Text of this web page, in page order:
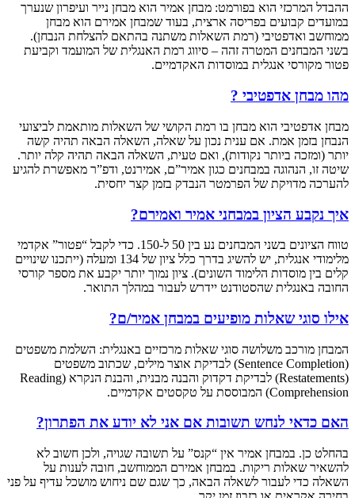
ההבדל המרכזי הוא בפורמט: מבחן אמיר הוא מבחן נייר ועיפרון שנערך
במועדים קבועים בפריסה ארצית, בעוד שמבחן אמירם הוא מבחן
ממוחשב ואדפטיבי (רמת השאלות משתנה בהתאם להצלחת הנבחן).
בשני המבחנים המטרה זהה – סיווג רמת האנגלית של המועמד וקביעת
פטור מקורסי אנגלית במוסדות האקדמיים.
מהו מבחן אדפטיבי ?
מבחן אדפטיבי הוא מבחן בו רמת הקושי של השאלות מותאמת לביצועי
הנבחן בזמן אמת. אם ענית נכון על שאלה, השאלה הבאה תהיה קשה
יותר (ומזכה ביותר נקודות), ואם טעית, השאלה הבאה תהיה קלה יותר.
שיטה זו, הנהוגה במבחנים כגון אמיר”ם, אמירנט, ודפ”ר מאפשרת להגיע
להערכה מדויקת של הפרמטר הנבדק בזמן קצר יחסית.
איך נקבע הציון במבחני אמיר ואמירם?
טווח הציונים בשני המבחנים נע בין 50 ל-150. כדי לקבל “פטור” אקדמי
מלימודי אנגלית, יש להשיג בדרך כלל ציון של 134 ומעלה (ייתכנו שינויים
קלים בין מוסדות הלימוד השונים). ציון נמוך יותר יקבע את מספר קורסי
החובה באנגלית שהסטודנט יידרש לעבור במהלך התואר.
אילו סוגי שאלות מופיעים במבחן אמיר/ם?
המבחן מורכב משלושה סוגי שאלות מרכזיים באנגלית: השלמת משפטים
(Sentence Completion) לבדיקת אוצר מילים, שכתוב משפטים
(Restatements) לבדיקת דקדוק והבנה מבנית, והבנת הנקרא (Reading
Comprehension) המבוססת על טקסטים אקדמיים.
האם כדאי לנחש תשובות אם אני לא יודע את הפתרון?
בהחלט כן. במבחן אמיר אין “קנס” על תשובה שגויה, ולכן חשוב לא
להשאיר שאלות ריקות. במבחן אמירם הממוחשב, חובה לענות על
השאלה כדי לעבור לשאלה הבאה, כך שגם שם ניחוש מושכל עדיף על פני